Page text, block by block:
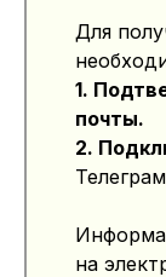
Для
1.
почты.
2.
на